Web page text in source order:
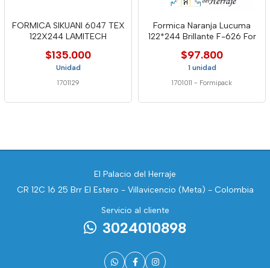
FORMICA SIKUANI 6047 TEX
122X244 LAMITECH
$135.000
Unidad
1701129
Formica Naranja Lucuma
122*244 Brillante F-626 For
$97.800
1 unidad
1701011 - Formipack
El Palacio del Herraje
CR 12C 16 25 Brr El Estero - Villavicencio (Meta) - Colombia
Servicio al cliente
3024010898